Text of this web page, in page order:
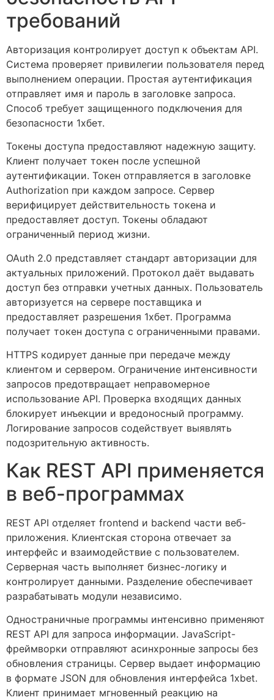
требований
Авторизация контролирует доступ к объектам API.
Система проверяет привилегии пользователя перед
выполнением операции. Простая аутентификация
отправляет имя и пароль в заголовке запроса.
Способ требует защищенного подключения для
безопасности 1хбет.
Токены доступа предоставляют надежную защиту.
Клиент получает токен после успешной
аутентификации. Токен отправляется в заголовке
Authorization при каждом запросе. Сервер
верифицирует действительность токена и
предоставляет доступ. Токены обладают
ограниченный период жизни.
OAuth 2.0 представляет стандарт авторизации для
актуальных приложений. Протокол даёт выдавать
доступ без отправки учетных данных. Пользователь
авторизуется на сервере поставщика и
предоставляет разрешения 1хбет. Программа
получает токен доступа с ограниченными правами.
HTTPS кодирует данные при передаче между
клиентом и сервером. Ограничение интенсивности
запросов предотвращает неправомерное
использование API. Проверка входящих данных
блокирует инъекции и вредоносный программу.
Логирование запросов содействует выявлять
подозрительную активность.
Как REST API применяется
в веб-программах
REST API отделяет frontend и backend части веб-
приложения. Клиентская сторона отвечает за
интерфейс и взаимодействие с пользователем.
Серверная часть выполняет бизнес-логику и
контролирует данными. Разделение обеспечивает
разрабатывать модули независимо.
Одностраничные программы интенсивно применяют
REST API для запроса информации. JavaScript-
фреймворки отправляют асинхронные запросы без
обновления страницы. Сервер выдает информацию
в формате JSON для обновления интерфейса 1xbet.
Клиент принимает мгновенный реакцию на